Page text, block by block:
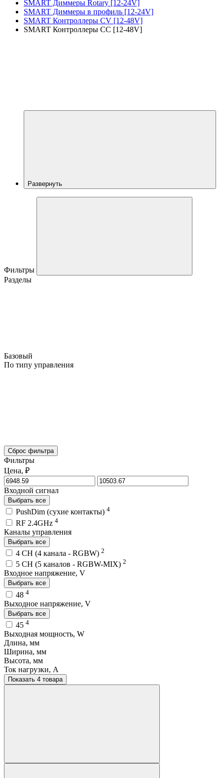
SMART Диммеры Rotary [12-24V]
SMART Диммеры в профиль [12-24V]
SMART Контроллеры CV [12-48V]
SMART Контроллеры CC [12-48V]
Развернуть
Фильтры
Разделы
Базовый
По типу управления
Сброс фильтра
Фильтры
Цена, ₽
Входной сигнал
Выбрать все
PushDim (сухие контакты) 4
RF 2.4GHz 4
Каналы управления
Выбрать все
4 CH (4 канала - RGBW) 2
5 CH (5 каналов - RGBW-MIX) 2
Входное напряжение, V
Выбрать все
48 4
Выходное напряжение, V
Выбрать все
45 4
Выходная мощность, W
Длина, мм
Ширина, мм
Высота, мм
Ток нагрузки, A
Показать 4 товара